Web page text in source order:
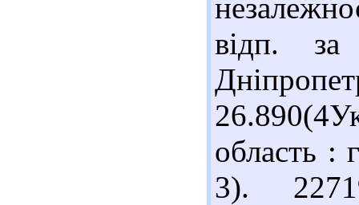
відп.
область :
3).